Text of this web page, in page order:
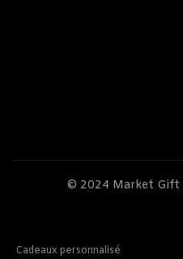
© 2024 Market Gift
Cadeaux personnalisé